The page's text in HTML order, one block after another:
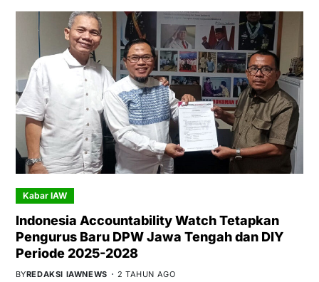
Kabar IAW
Indonesia Accountability Watch Tetapkan
Pengurus Baru DPW Jawa Tengah dan DIY
Periode 2025-2028
BYREDAKSI IAWNEWS 2 TAHUN AGO